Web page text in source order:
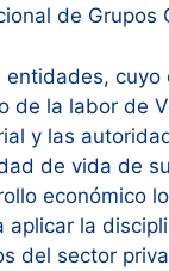
de Grupos
de la labor de
y las
de vida de
económico
la
del sector